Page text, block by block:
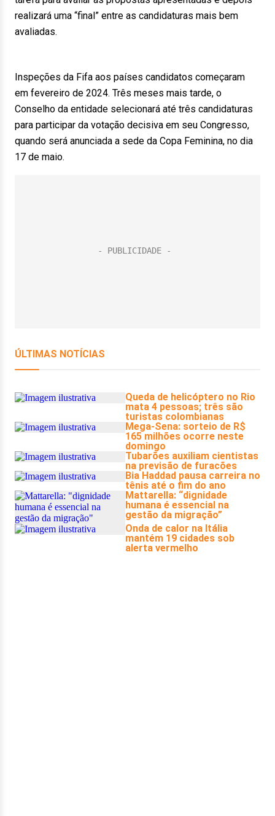
realizará uma “final” entre as candidaturas mais bem
avaliadas.
Inspeções da Fifa aos países candidatos começaram
em fevereiro de 2024. Três meses mais tarde, o
Conselho da entidade selecionará até três candidaturas
para participar da votação decisiva em seu Congresso,
quando será anunciada a sede da Copa Feminina, no dia
17 de maio.